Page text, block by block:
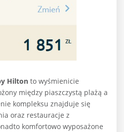
Hilton to wyśmienicie
między piaszczystą plażą a
kompleksu znajduje się
oraz restauracje z
komfortowo wyposażone